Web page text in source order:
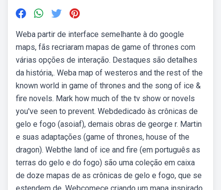
Weba partir de interface semelhante à do google
maps, fãs recriaram mapas de game of thrones com
várias opções de interação. Destaques são detalhes
da história,. Weba map of westeros and the rest of the
known world in game of thrones and the song of ice &
fire novels. Mark how much of the tv show or novels
you've seen to prevent. Webdedicado às crônicas de
gelo e fogo (asoiaf), demais obras de george r. Martin
e suas adaptações (game of thrones, house of the
dragon). Webthe land of ice and fire (em português as
terras do gelo e do fogo) são uma coleção em caixa
de doze mapas de as crônicas de gelo e fogo, que se